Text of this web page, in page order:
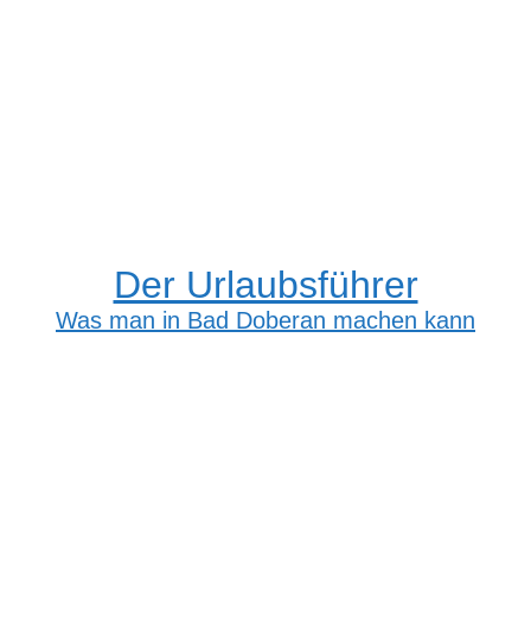
Der Urlaubsführer
Was man in Bad Doberan machen kann